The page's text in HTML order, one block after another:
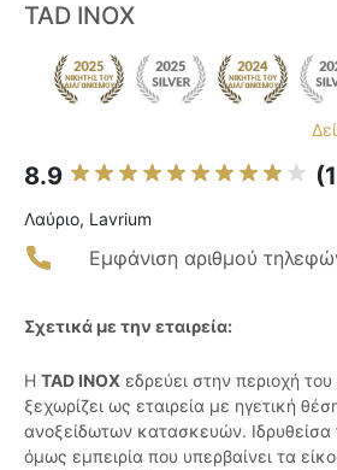
TAD INOX
8.9
Λαύριο, Lavrium
Εμφάνιση αριθμού
Σχετικά με την εταιρεία:
Η TAD INOX εδρεύει στην περιοχή του
ξεχωρίζει ως εταιρεία με ηγετική
ανοξείδωτων κατασκευών. Ιδρυθείσα
όμως εμπειρία που υπερβαίνει τα